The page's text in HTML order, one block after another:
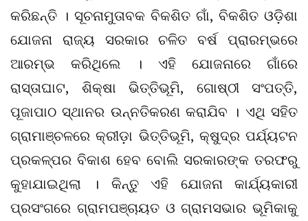
କରିଛନ୍ତି । ସୂଚନାମୁତାବକ ବିକଶିତ ଗାଁ, ବିକଶିତ ଓଡ଼ିଶା
ଯୋଜନା ରାଜ୍ୟ ସରକାର ଚଳିତ ବର୍ଷ ପ୍ରାରମ୍ଭରେ
ଆରମ୍ଭ କରିଥିଲେ । ଏହି ଯୋଜନାରେ ଗାଁରେ
ରାସ୍ତାଘାଟ, ଶିକ୍ଷା ଭିତ୍ତିଭୂମି, ଗୋଷ୍ଠୀ ସଂପତ୍ତି,
ପୂଜାପାଠ ସ୍ଥାନର ଉନ୍ନତିକରଣ କରାଯିବ । ଏଥି ସହିତ
ଗ୍ରାମାଞ୍ଚଳରେ କ୍ରୀଡ଼ା ଭିତ୍ତିଭୂମି, କ୍ଷୁଦ୍ର ପର୍ଯ୍ୟଟନ
ପ୍ରକଳ୍ପର ବିକାଶ ହେବ ବୋଲି ସରକାରଙ୍କ ତରଫରୁ
କୁହାଯାଇଥିଲା । କିନ୍ତୁ ଏହି ଯୋଜନା କାର୍ଯ୍ୟକାରୀ
ପ୍ରସଂଗରେ ଗ୍ରାମପଞ୍ଚାୟତ ଓ ଗ୍ରାମସଭାର ଭୂମିକାକୁ